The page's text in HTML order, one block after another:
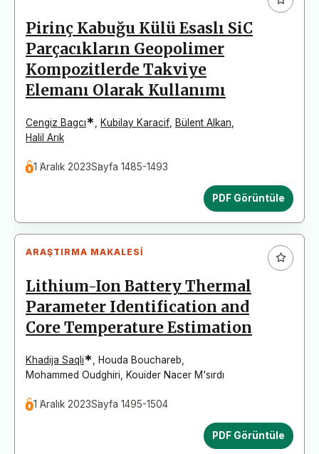
Pirinç Kabuğu Külü Esaslı SiC
Parçacıkların Geopolimer
Kompozitlerde Takviye
Elemanı Olarak Kullanımı
Cengiz Bagcı* Kubilay Karacif Bülent Alkan
Halil Arık
1 Aralık 2023Sayfa 1485-1493
PDF Görüntüle
ARAŞTIRMA MAKALESI
Lithium-Ion Battery Thermal
Parameter Identification and
Core Temperature Estimation
Khadija Saqli* Houda Bouchareb
Mohammed Oudghiri
Kouider Nacer M'sırdı
1 Aralık 2023Sayfa 1495-1504
PDF Görüntüle